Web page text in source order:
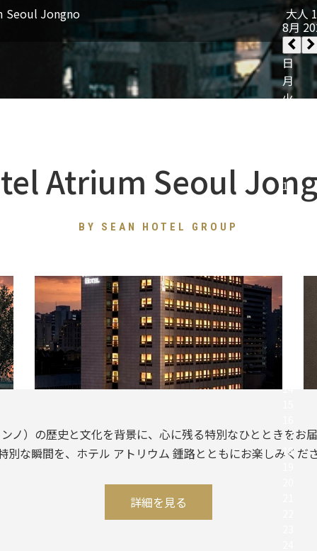
Seoul Jongno 大人 1
Atrium Seoul
BY SEAN HOTEL GROUP
ノ）の歴史と文化を背景に、心に残る特別なひとときをお
別な瞬間を、ホテル アトリウム 鍾路とともにお楽しみくだ
詳細を見る